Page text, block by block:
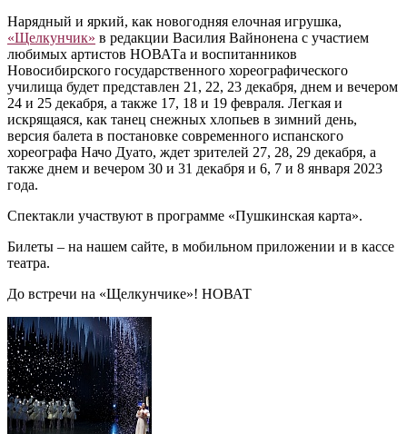
Нарядный и яркий, как новогодняя елочная игрушка,
«Щелкунчик» в редакции Василия Вайнонена с участием
любимых артистов НОВАТа и воспитанников
Новосибирского государственного хореографического
училища будет представлен 21, 22, 23 декабря, днем и вечером
24 и 25 декабря, а также 17, 18 и 19 февраля. Легкая и
искрящаяся, как танец снежных хлопьев в зимний день,
версия балета в постановке современного испанского
хореографа Начо Дуато, ждет зрителей 27, 28, 29 декабря, а
также днем и вечером 30 и 31 декабря и 6, 7 и 8 января 2023
года.
Спектакли участвуют в программе «Пушкинская карта».
Билеты – на нашем сайте, в мобильном приложении и в кассе
театра.
До встречи на «Щелкунчике»! НОВАТ